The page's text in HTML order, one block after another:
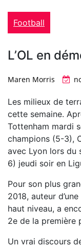
Football
L’OL en
Maren Morris
Les milieux de
cette semaine.
Tottenham mardi
champions (5-3),
avec Lyon lors du
6) jeudi soir en
Pour son plus
2018, auteur
haut niveau, a
2e de la première
Un vrai discours